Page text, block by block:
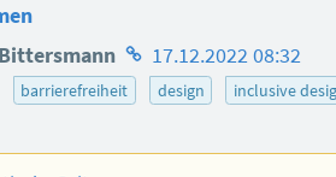
Homepage
des
17.12.2022 08:32
barrierefreiheit design inclusive